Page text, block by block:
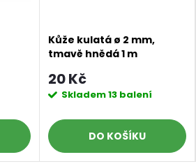
Kůže kulatá ø 2 mm,
tmavě hnědá 1 m
20 Kč
Skladem13 balení
DO KOŠÍKU